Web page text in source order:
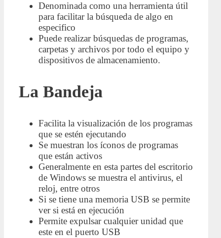
Denominada como una herramienta útil
para facilitar la búsqueda de algo en
especifico
Puede realizar búsquedas de programas,
carpetas y archivos por todo el equipo y
dispositivos de almacenamiento.
La Bandeja
Facilita la visualización de los programas
que se estén ejecutando
Se muestran los íconos de programas
que están activos
Generalmente en esta partes del escritorio
de Windows se muestra el antivirus, el
reloj, entre otros
Si se tiene una memoria USB se permite
ver si está en ejecución
Permite expulsar cualquier unidad que
este en el puerto USB